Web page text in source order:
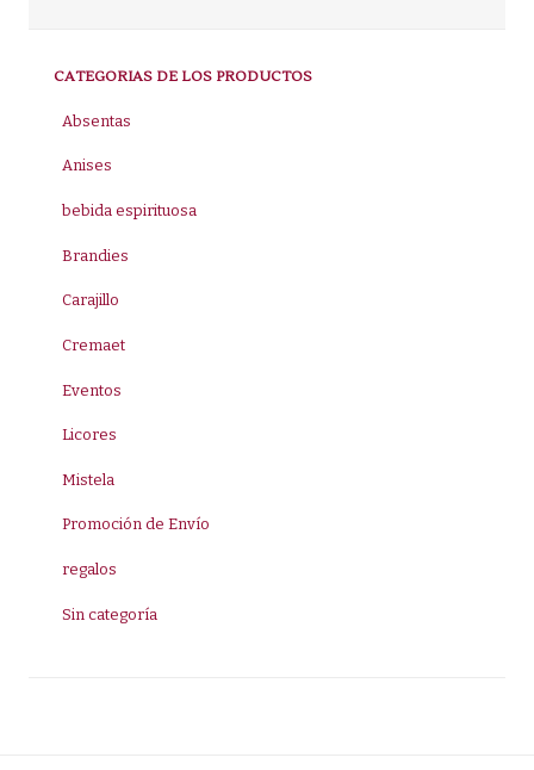
CATEGORIAS DE LOS PRODUCTOS
Absentas
Anises
bebida espirituosa
Brandies
Carajillo
Cremaet
Eventos
Licores
Mistela
Promoción de Envío
regalos
Sin categoría